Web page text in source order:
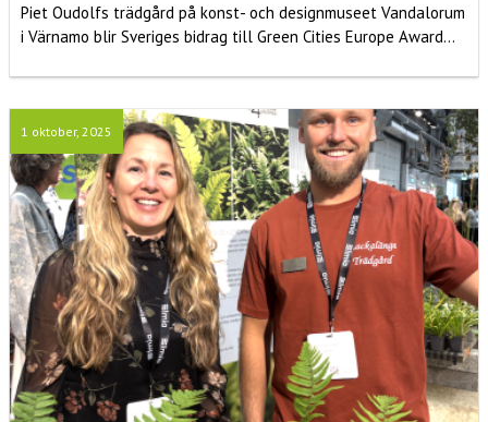
Piet Oudolfs trädgård på konst- och designmuseet Vandalorum
i Värnamo blir Sveriges bidrag till Green Cities Europe Award...
1 oktober, 2025